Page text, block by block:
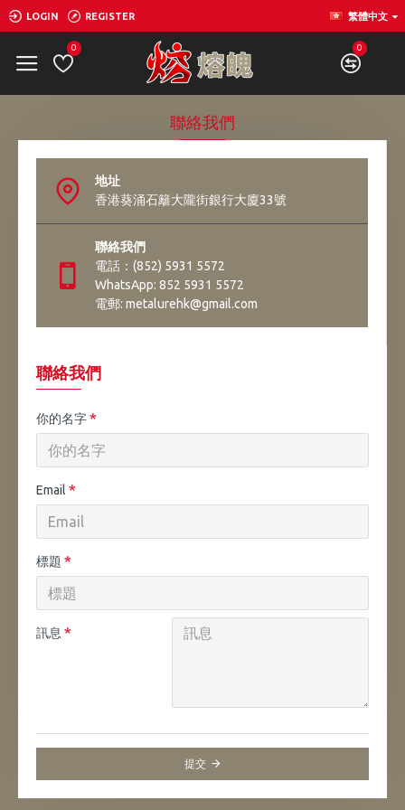
LOGIN REGISTER 繁體中文
0 0
聯絡我們
地址
香港葵涌石籬大隴街銀行大廈33號
聯絡我們
電話：(852) 5931 5572
WhatsApp: 852 5931 5572
電郵: metalurehk@gmail.com
聯絡我們
你的名字
Email
標題
訊息
提交